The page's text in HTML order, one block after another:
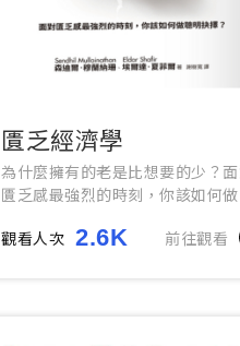
匱乏經濟學
為什麼擁有的老是比想要的少？
匱乏感最強烈的時刻，你該如何
觀看人次 2.6K 前往觀看